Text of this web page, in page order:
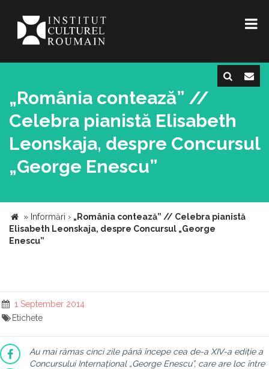
„România contează” //
Celebra pianistă Elisabeth
Leonskaja, despre Concursul
„George Enescu”
» Informări › „România contează” // Celebra pianistă
Elisabeth Leonskaja, despre Concursul „George
Enescu”
1 September 2014
Etichete
Au mai rămas cinci zile până începe cea de-a XIV-a ediție a
Concursului Internațional „George Enescu”, care are loc între